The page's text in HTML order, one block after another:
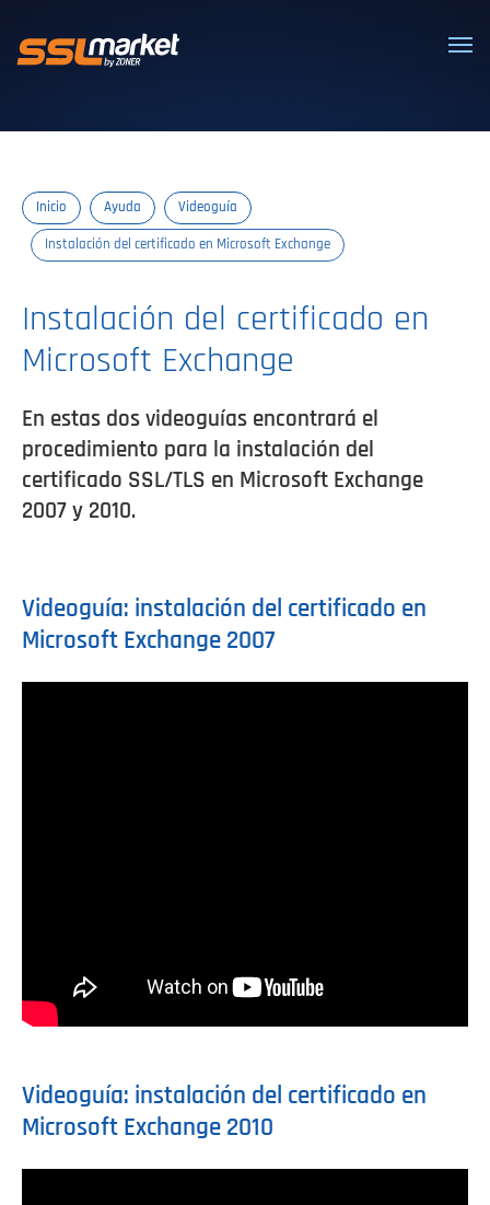
Certificados SSL/TLS confiables
Inicio Ayuda Videoguía
Instalación del certificado en Microsoft Exchange
Instalación del certificado en
Microsoft Exchange
En estas dos videoguías encontrará el
procedimiento para la instalación del
certificado SSL/TLS en Microsoft Exchange
2007 y 2010.
Videoguía: instalación del certificado en
Microsoft Exchange 2007
Videoguía: instalación del certificado en
Microsoft Exchange 2010